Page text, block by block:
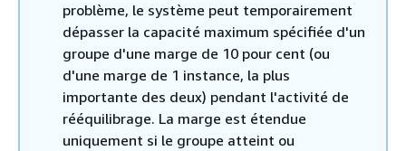
problème, le système peut temporairement
dépasser la capacité maximum spécifiée d'un
groupe d'une marge de 10 pour cent (ou
d'une marge de 1 instance, la plus
importante des deux) pendant l'activité de
rééquilibrage. La marge est étendue
uniquement si le groupe atteint ou